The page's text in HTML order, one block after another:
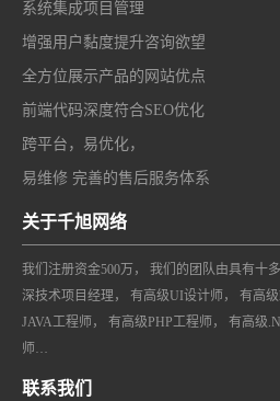
系统集成项目管理
增强用户黏度提升咨询欲望
全方位展示产品的网站优点
前端代码深度符合SEO优化
跨平台，易优化，
易维修 完善的售后服务体系
关于千旭网络
我们注册资金500万， 我们的团队由具有十
深技术项目经理， 有高级UI设计师， 有高
JAVA工程师， 有高级PHP工程师， 有高级
师…
联系我们